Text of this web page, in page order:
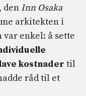
den Inn Osaka
arkitekten i
var enkel: å sette
kostnader til
råd til et